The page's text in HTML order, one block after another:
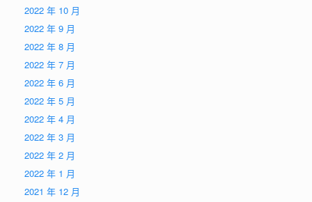
2022 年 10 月
2022 年 9 月
2022 年 8 月
2022 年 7 月
2022 年 6 月
2022 年 5 月
2022 年 4 月
2022 年 3 月
2022 年 2 月
2022 年 1 月
2021 年 12 月